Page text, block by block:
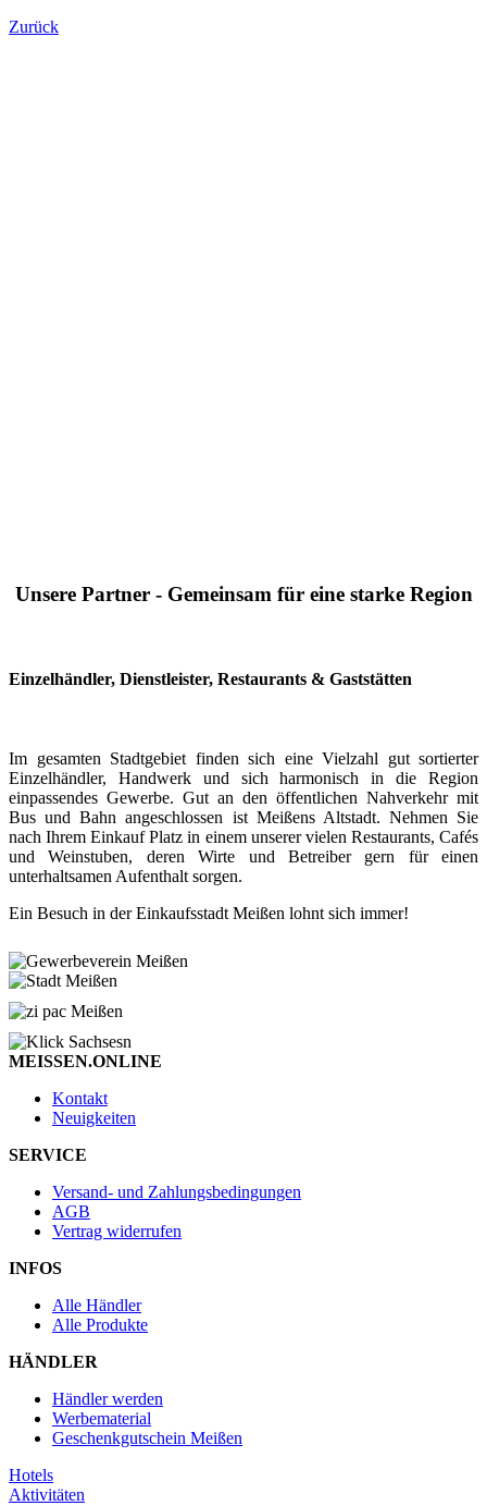
Zurück
Unsere Partner - Gemeinsam für eine starke Region
Einzelhändler, Dienstleister, Restaurants & Gaststätten
Im gesamten Stadtgebiet finden sich eine Vielzahl gut sortierter
Einzelhändler, Handwerk und sich harmonisch in die Region
einpassendes Gewerbe. Gut an den öffentlichen Nahverkehr mit
Bus und Bahn angeschlossen ist Meißens Altstadt. Nehmen Sie
nach Ihrem Einkauf Platz in einem unserer vielen Restaurants, Cafés
und Weinstuben, deren Wirte und Betreiber gern für einen
unterhaltsamen Aufenthalt sorgen.
Ein Besuch in der Einkaufsstadt Meißen lohnt sich immer!
MEISSEN.ONLINE
Kontakt
Neuigkeiten
SERVICE
Versand- und Zahlungsbedingungen
AGB
Vertrag widerrufen
INFOS
Alle Händler
Alle Produkte
HÄNDLER
Händler werden
Werbematerial
Geschenkgutschein Meißen
Hotels
Aktivitäten